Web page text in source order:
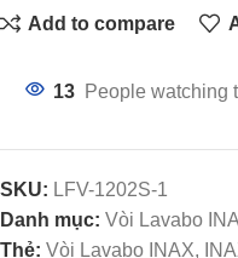
Add to compare
13 People watching
SKU: LFV-1202S-1
Danh mục: Vòi Lavabo
Thẻ: Vòi Lavabo INAX,